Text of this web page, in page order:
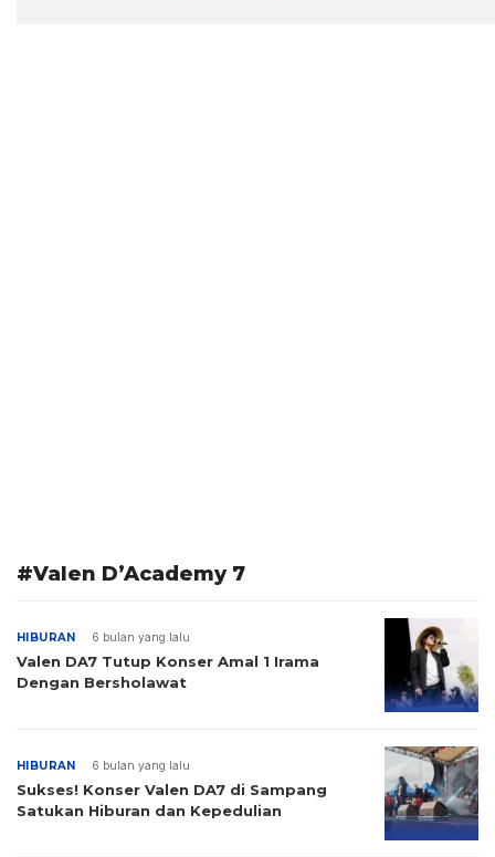
#Valen D’Academy 7
HIBURAN 6 bulan yang lalu
Valen DA7 Tutup Konser Amal 1 Irama
Dengan Bersholawat
HIBURAN 6 bulan yang lalu
Sukses! Konser Valen DA7 di Sampang
Satukan Hiburan dan Kepedulian